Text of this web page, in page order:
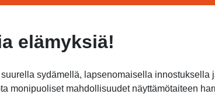
elämyksiä!
sydämellä, lapsenomaisella
monipuoliset mahdollisuudet näyttämötaiteen